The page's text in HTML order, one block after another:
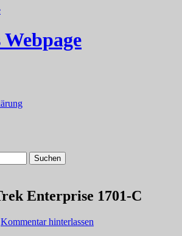
Enterprise 1701-C
Kommentar hinterlassen